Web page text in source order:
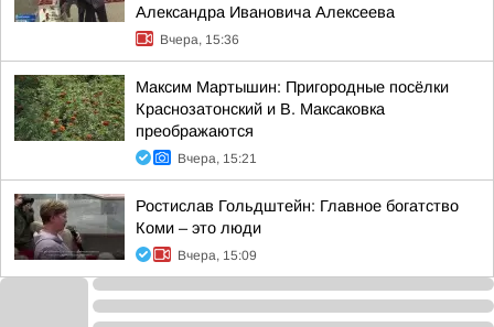
Александра Ивановича Алексеева
Вчера, 15:36
Максим Мартышин: Пригородные посёлки
Краснозатонский и В. Максаковка
преображаются
Вчера, 15:21
Ростислав Гольдштейн: Главное богатство
Коми – это люди
Вчера, 15:09